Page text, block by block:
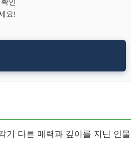
요!
기 다른 매력과 깊이를 지닌 인물